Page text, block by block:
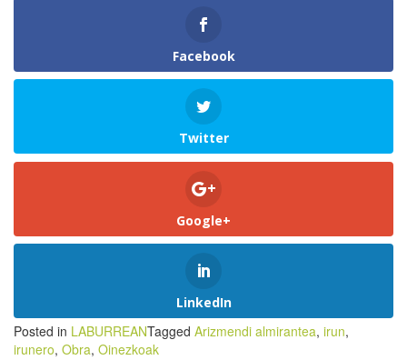
Facebook
Twitter
Google+
LinkedIn
Posted in LABURREANTagged Arizmendi almirantea, irun,
irunero, Obra, Oinezkoak